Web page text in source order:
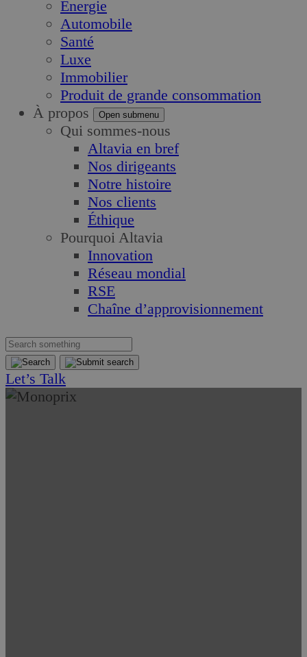
Énergie
Automobile
Santé
Luxe
Immobilier
Produit de grande consommation
À propos
Open submenu
Qui sommes-nous
Altavia en bref
Nos dirigeants
Notre histoire
Nos clients
Éthique
Pourquoi Altavia
Innovation
Réseau mondial
RSE
Chaîne d’approvisionnement
Let’s Talk